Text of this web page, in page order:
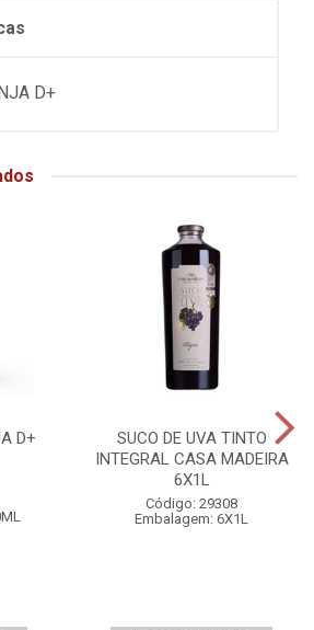
D+
D+
SUCO DE UVA TINTO
INTEGRAL CASA MADEIRA
6X1L
Código: 29308
Embalagem: 6X1L